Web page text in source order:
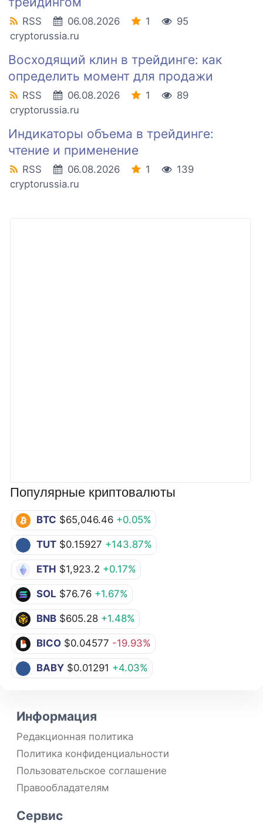
Популярные криптовалюты
BTC $65,046.46 +0.05%
TUT $0.15927 +143.87%
ETH $1,923.2 +0.17%
SOL $76.76 +1.67%
BNB $605.28 +1.48%
BICO $0.04577 -19.93%
BABY $0.01291 +4.03%
RSS 06.08.2026 1
95
cryptorussia.ru
Восходящий клин в трейдинге: как
определить момент для продажи
RSS 06.08.2026 1
89
cryptorussia.ru
Индикаторы объема в трейдинге:
чтение и применение
RSS 06.08.2026 1
139
cryptorussia.ru
Информация
Редакционная политика
Политика конфиденциальности
Пользовательское соглашение
Правообладателям
Сервис